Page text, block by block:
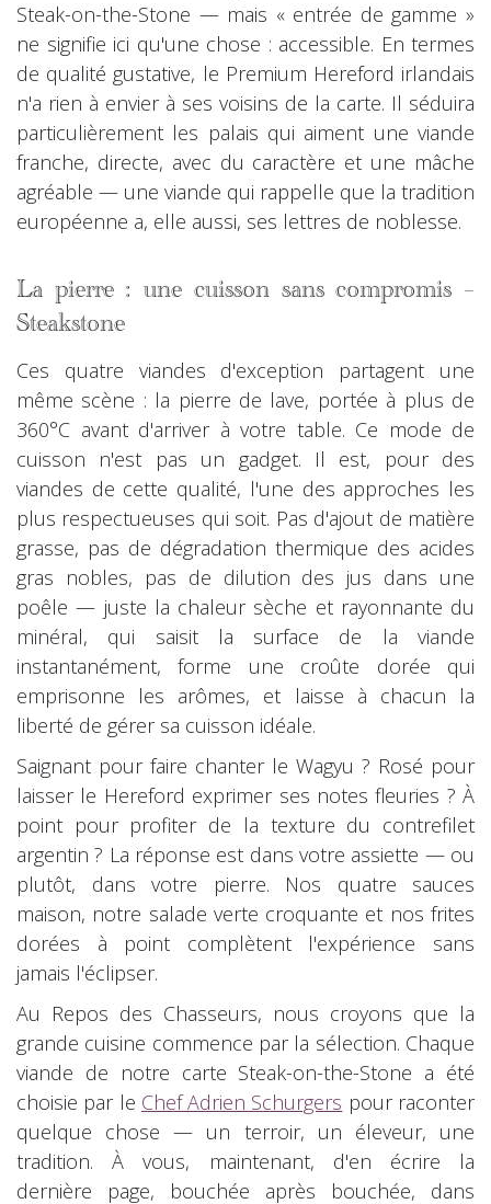
Steak-on-the-Stone — mais « entrée de gamme »
ne signifie ici qu'une chose : accessible. En termes
de qualité gustative, le Premium Hereford irlandais
n'a rien à envier à ses voisins de la carte. Il séduira
particulièrement les palais qui aiment une viande
franche, directe, avec du caractère et une mâche
agréable — une viande qui rappelle que la tradition
européenne a, elle aussi, ses lettres de noblesse.
La pierre : une cuisson sans compromis –
Steakstone
Ces quatre viandes d'exception partagent une
même scène : la pierre de lave, portée à plus de
360°C avant d'arriver à votre table. Ce mode de
cuisson n'est pas un gadget. Il est, pour des
viandes de cette qualité, l'une des approches les
plus respectueuses qui soit. Pas d'ajout de matière
grasse, pas de dégradation thermique des acides
gras nobles, pas de dilution des jus dans une
poêle — juste la chaleur sèche et rayonnante du
minéral, qui saisit la surface de la viande
instantanément, forme une croûte dorée qui
emprisonne les arômes, et laisse à chacun la
liberté de gérer sa cuisson idéale.
Saignant pour faire chanter le Wagyu ? Rosé pour
laisser le Hereford exprimer ses notes fleuries ? À
point pour profiter de la texture du contrefilet
argentin ? La réponse est dans votre assiette — ou
plutôt, dans votre pierre. Nos quatre sauces
maison, notre salade verte croquante et nos frites
dorées à point complètent l'expérience sans
jamais l'éclipser.
Au Repos des Chasseurs, nous croyons que la
grande cuisine commence par la sélection. Chaque
viande de notre carte Steak-on-the-Stone a été
choisie par le Chef Adrien Schurgers pour raconter
quelque chose — un terroir, un éleveur, une
tradition. À vous, maintenant, d'en écrire la
dernière page, bouchée après bouchée, dans